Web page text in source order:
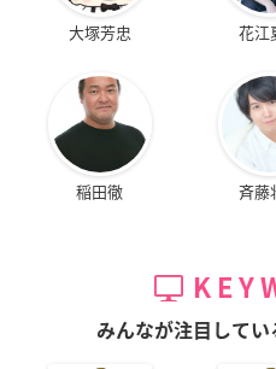
大塚芳忠 花江
稲田徹 斉藤
みんなが注目して